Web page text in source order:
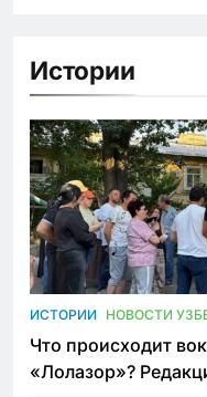
Истории
ИСТОРИИ НОВОСТИ
Что происходит
«Лолазор»?